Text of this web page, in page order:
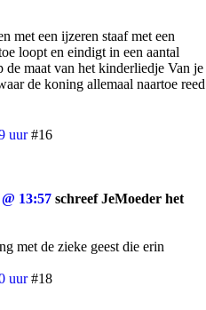
met een ijzeren staaf met een
loopt en eindigt in een aantal
maat van het kinderliedje Van je
de koning allemaal naartoe reed
uur #16
13:57 schreef JeMoeder het
met de zieke geest die erin
uur #18